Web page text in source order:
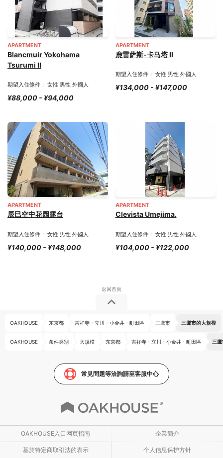
APARTMENT
Blancmuir Yokohama
Tsurumi II
期望入住條件： 女性 男性 外國人
¥88,000 - ¥94,000
APARTMENT
鹿雷萨斯-卡马塔 II
期望入住條件： 女性 男性 外國人
¥134,000 - ¥147,000
APARTMENT
辰巳空中花园露台
期望入住條件： 女性 男性 外國人
¥140,000 - ¥148,000
APARTMENT
Clevista Umejima.
期望入住條件： 女性 男性 外國人
¥104,000 - ¥122,000
OAKHOUSE 东京都 吉祥寺・立川・小金井・町田區 三鷹市 三鷹市的大規模
OAKHOUSE 条件类别 大規模 东京都 吉祥寺・立川・小金井・町田區 三鷹
常見問題等洽詢請至客服中心
OAKHOUSE入口网页指南 企業簡介
基於特定商取引法的表示 个人信息保护方针